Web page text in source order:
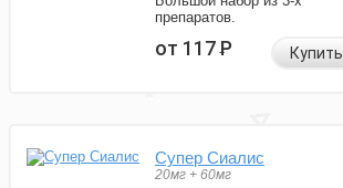
препаратов.
от 117Р Купить
Супер Сиалис
20мг + 60мг